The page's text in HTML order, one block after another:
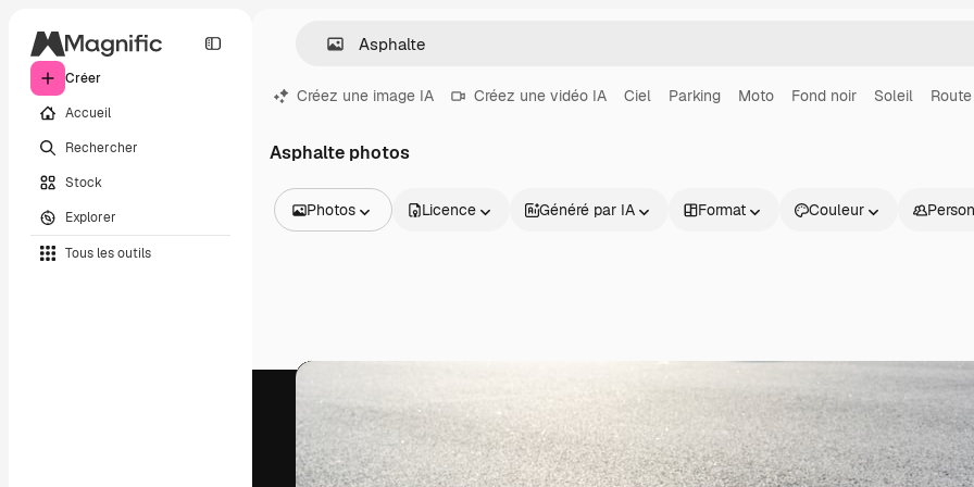
Créer
Accueil
Rechercher
Stock
Explorer
Tous les outils
Créez une image IA Créez une vidéo IA Ciel Parking Moto Fond noir Soleil Route
Asphalte photos
Photos
Vidéos
Graphiques animés
Templates vidéos
Icônes
Modèles 3D
Polices
Licence Généré par IA Format Couleur
Produits Commencer